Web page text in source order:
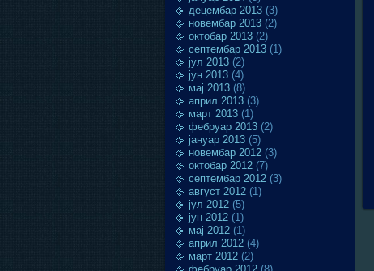
децембар 2013 (3)
новембар 2013 (2)
октобар 2013 (2)
септембар 2013 (1)
јул 2013 (2)
јун 2013 (4)
мај 2013 (8)
април 2013 (3)
март 2013 (1)
фебруар 2013 (2)
јануар 2013 (5)
новембар 2012 (3)
октобар 2012 (7)
септембар 2012 (3)
август 2012 (1)
јул 2012 (5)
јун 2012 (1)
мај 2012 (1)
април 2012 (4)
март 2012 (2)